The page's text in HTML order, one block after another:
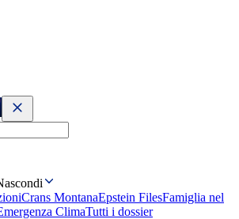
Crans MontanaEpstein FilesFamiglia nel
ClimaTutti i dossier